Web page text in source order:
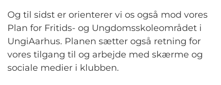
Og til sidst er orienterer vi os også mod vores
Plan for Fritids- og Ungdomsskoleområdet i
UngiAarhus. Planen sætter også retning for
vores tilgang til og arbejde med skærme og
sociale medier i klubben.